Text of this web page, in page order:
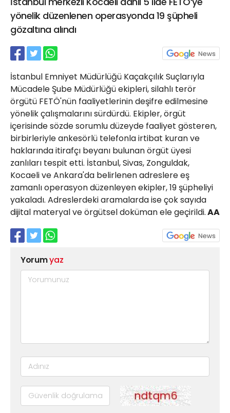
yönelik düzenlenen operasyonda 19 şüpheli
gözaltına alındı
İstanbul Emniyet Müdürlüğü Kaçakçılık Suçlarıyla
Mücadele Şube Müdürlüğü ekipleri, silahlı terör
örgütü FETÖ'nün faaliyetlerinin deşifre edilmesine
yönelik çalışmalarını sürdürdü. Ekipler, örgüt
içerisinde sözde sorumlu düzeyde faaliyet gösteren,
birbirleriyle ankesörlü telefonla irtibat kuran ve
haklarında itirafçı beyanı bulunan örgüt üyesi
zanlıları tespit etti. İstanbul, Sivas, Zonguldak,
Kocaeli ve Ankara'da belirlenen adreslere eş
zamanlı operasyon düzenleyen ekipler, 19 şüpheliyi
yakaladı. Adreslerdeki aramalarda ise çok sayıda
dijital materyal ve örgütsel doküman ele geçirildi.AA
Yorumyaz
21 Gölcük
02624132333